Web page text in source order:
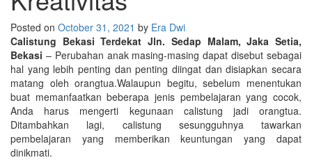
Posted on October 31, 2021 by Era Dwi
Calistung Bekasi Terdekat Jln. Sedap Malam, Jaka Setia,
Bekasi – Perubahan anak masing-masing dapat disebut sebagai
hal yang lebih penting dan penting diingat dan disiapkan secara
matang oleh orangtua.Walaupun begitu, sebelum menentukan
buat memanfaatkan beberapa jenis pembelajaran yang cocok,
Anda harus mengerti kegunaan calistung jadi orangtua.
Ditambahkan lagi, calistung sesungguhnya tawarkan
pembelajaran yang memberikan keuntungan yang dapat
dinikmati.